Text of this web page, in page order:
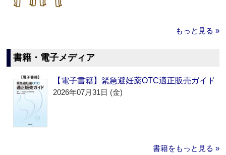
もっと見る »
書籍・電子メディア
【電子書籍】緊急避妊薬OTC適正販売ガイド
2026年07月31日 (金)
書籍をもっと見る »